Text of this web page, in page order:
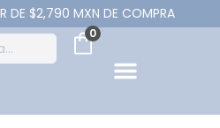
DE $2,790 MXN DE COMPRA
0